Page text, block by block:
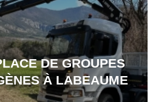
DE GROUPES
À LABEAUME